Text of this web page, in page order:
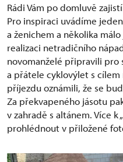
Rádi Vám po domluvě
Pro inspiraci uvádíme
a ženichem a několika
realizaci netradičního
novomanželé připravili pro
a přátele cyklovýlet s
příjezdu oznámili, že se
Za překvapeného jásotu
v zahradě s altánem. Více k
prohlédnout v přiložené